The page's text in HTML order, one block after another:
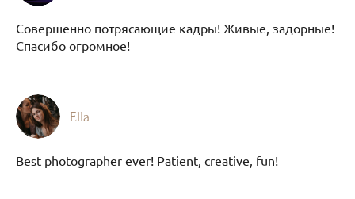
Совершенно потрясающие кадры! Живые, задорные!
Спасибо огромное!
Ella
Best photographer ever! Patient, creative, fun!